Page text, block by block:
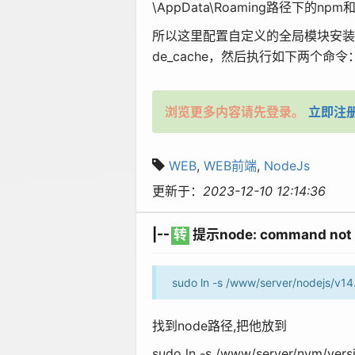
\AppData\Roaming路径下的npm
所以这里配置自定义的全局模块安
de_cache，然后执行如下两个命令
浏览更多内容请先登录。 立即注
WEB, WEB前端, NodeJs
更新于： 2023-12-10 12:14:36
|-- 转 提示node: command
sudo ln -s /www/server/nodejs/
找到node路径,把他放到